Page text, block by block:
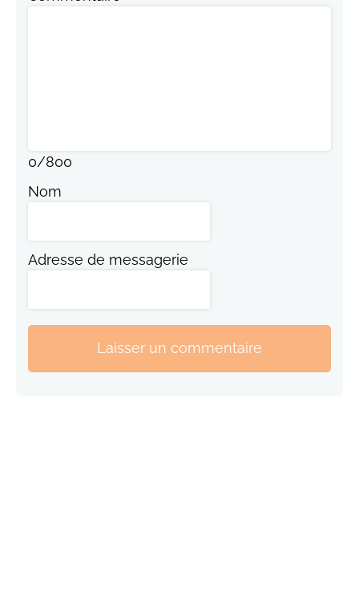
0/800
Nom
Adresse de messagerie
Laisser un commentaire